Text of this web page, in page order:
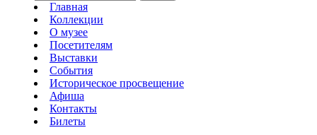
Главная
Коллекции
О музее
Посетителям
Выставки
События
Историческое просвещение
Афиша
Контакты
Билеты